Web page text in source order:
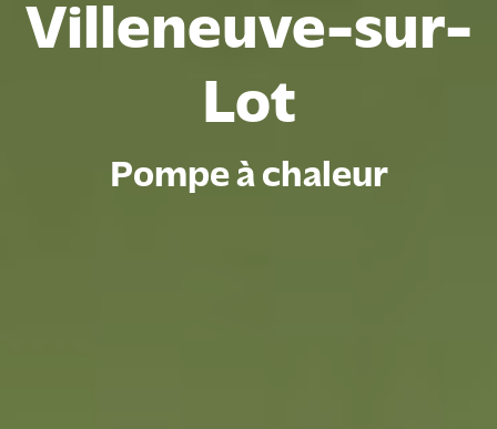
Villeneuve-sur-
Lot
Pompe à chaleur